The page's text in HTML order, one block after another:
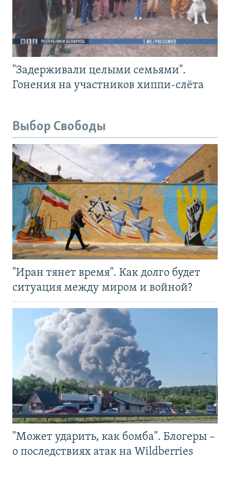
"Задерживали целыми семьями".
Гонения на участников хиппи-слёта
Выбор Свободы
"Иран тянет время". Как долго будет
ситуация между миром и войной?
"Может ударить, как бомба". Блогеры –
о последствиях атак на Wildberries